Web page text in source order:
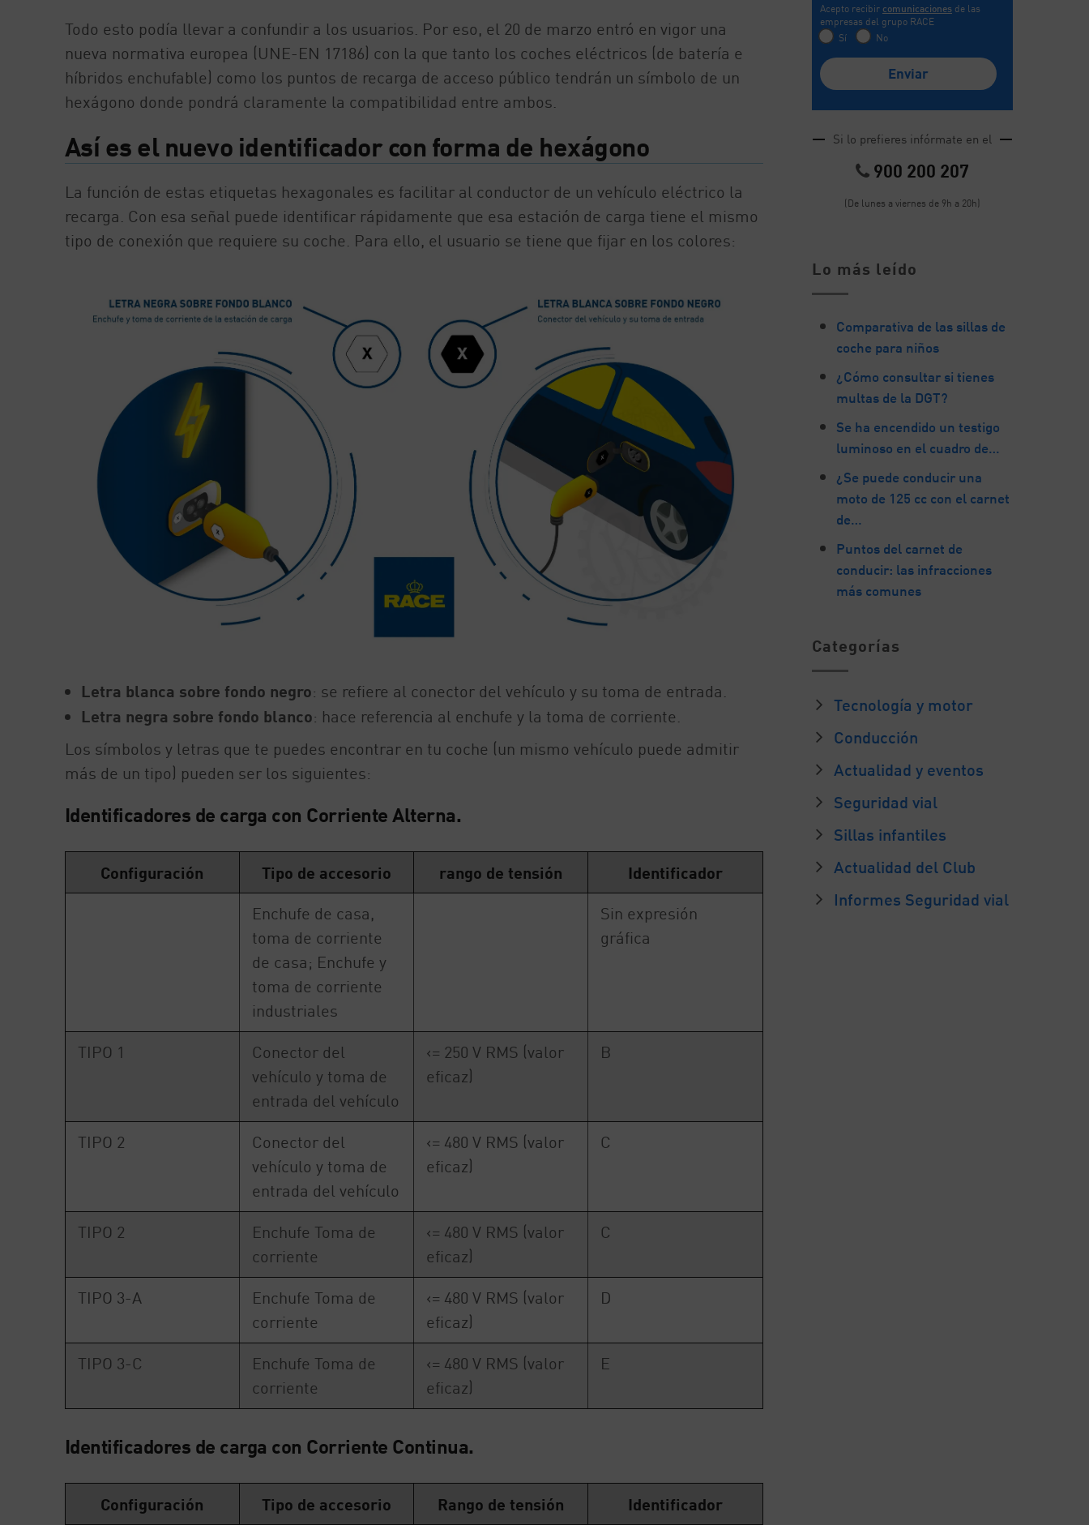
Todo esto podía llevar a confundir a los usuarios. Por eso, el 20 de marzo entró en vigor una
nueva normativa europea (UNE-EN 17186) con la que tanto los coches eléctricos (de batería e
híbridos enchufable) como los puntos de recarga de acceso público tendrán un símbolo de un
hexágono donde pondrá claramente la compatibilidad entre ambos.
Así es el nuevo identificador con forma de hexágono
La función de estas etiquetas hexagonales es facilitar al conductor de un vehículo eléctrico la
recarga. Con esa señal puede identificar rápidamente que esa estación de carga tiene el mismo
tipo de conexión que requiere su coche. Para ello, el usuario se tiene que fijar en los colores:
Letra blanca sobre fondo negro: se refiere al conector del vehículo y su toma de entrada.
Letra negra sobre fondo blanco: hace referencia al enchufe y la toma de corriente.
Los símbolos y letras que te puedes encontrar en tu coche (un mismo vehículo puede admitir
más de un tipo) pueden ser los siguientes:
Identificadores de carga con Corriente Alterna.
Configuración Tipo de accesorio rango de tensión Identificador
Enchufe de casa,
toma de corriente
de casa; Enchufe y
toma de corriente
industriales
Sin expresión
gráfica
TIPO 1
Conector del
vehículo y toma de
entrada del vehículo
<= 250 V RMS (valor
eficaz)
B
TIPO 2
Conector del
vehículo y toma de
entrada del vehículo
<= 480 V RMS (valor
eficaz)
C
TIPO 2
Enchufe Toma de
corriente
<= 480 V RMS (valor
eficaz)
C
TIPO 3-A
Enchufe Toma de
corriente
<= 480 V RMS (valor
eficaz)
D
TIPO 3-C
Enchufe Toma de
corriente
<= 480 V RMS (valor
eficaz)
E
Identificadores de carga con Corriente Continua.
Configuración Tipo de accesorio Rango de tensión Identificador
Acepto recibir comunicaciones de las
empresas del grupo RACE
Sí
No
Si lo prefieres infórmate en el
900 200 207
(De lunes a viernes de 9h a 20h)
Lo más leído
Comparativa de las sillas de
coche para niños
¿Cómo consultar si tienes
multas de la DGT?
Se ha encendido un testigo
luminoso en el cuadro de…
¿Se puede conducir una
moto de 125 cc con el carnet
de…
Puntos del carnet de
conducir: las infracciones
más comunes
Categorías
Tecnología y motor
Conducción
Actualidad y eventos
Seguridad vial
Sillas infantiles
Actualidad del Club
Informes Seguridad vial